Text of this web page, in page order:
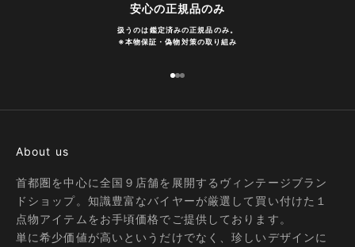
安心の正規品のみ
扱うのは鑑定済みの正規品のみ。
※本物保証・偽物対策の取り組み
I18n Error: Missing interpolation
I18n Error: Missing interpolation
I18n Error: Missing interpolation
About us
首都圏を中心に全国９店舗を展開するヴィンテージブラン
ドショップ。知識豊富なバイヤーが厳選して買い付けた１
点物アイテムをお手頃価格でご提供しております。
単に希少価値が高いというだけでなく、珍しいデザインに